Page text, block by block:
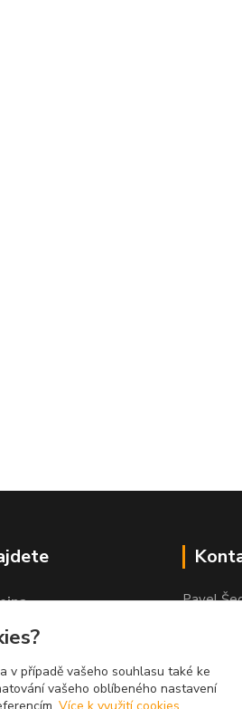
Pavel
v případě vašeho souhlasu také ke
vašeho oblíbeného nastavení